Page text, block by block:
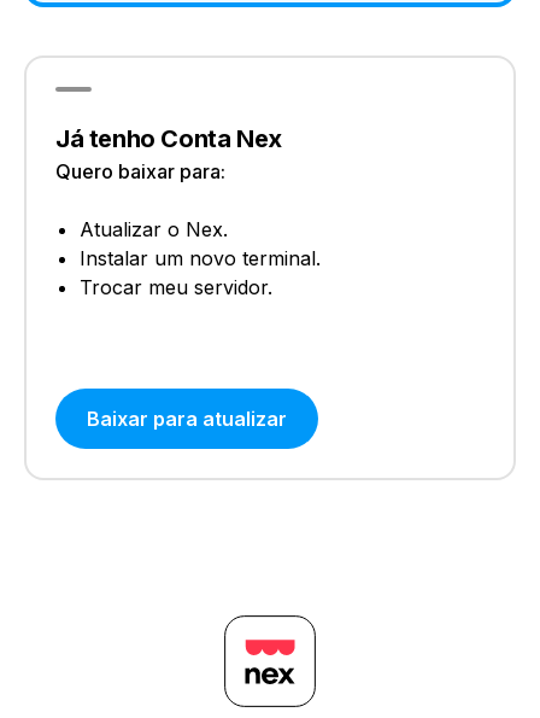
Já tenho Conta Nex
Quero baixar para:
Atualizar o Nex.
Instalar um novo terminal.
Trocar meu servidor.
Baixar para atualizar